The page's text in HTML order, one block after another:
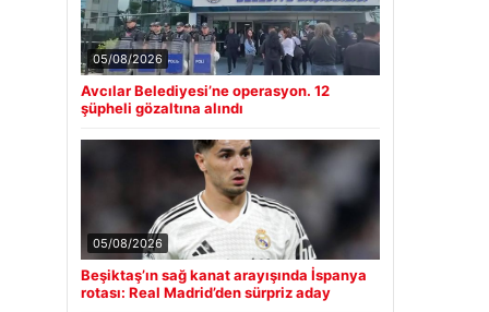
05/08/2026
Avcılar Belediyesi’ne operasyon. 12
şüpheli gözaltına alındı
05/08/2026
Beşiktaş’ın sağ kanat arayışında İspanya
rotası: Real Madrid’den sürpriz aday